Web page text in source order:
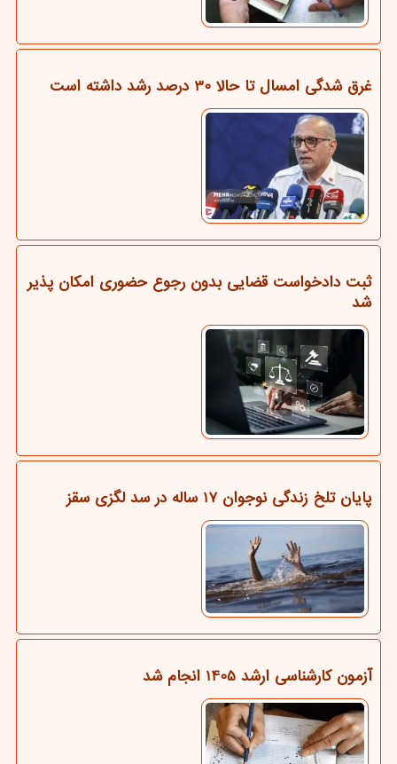
غرق شدگی امسال تا حالا 30 درصد رشد داشته است
ثبت دادخواست قضایی بدون رجوع حضوری امکان پذیر
شد
پایان تلخ زندگی نوجوان 17 ساله در سد لگزی سقز
آزمون کارشناسی ارشد 1405 انجام شد